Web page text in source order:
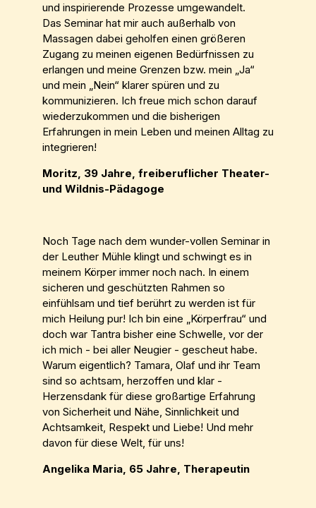
und inspirierende Prozesse umgewandelt.
Das Seminar hat mir auch außerhalb von
Massagen dabei geholfen einen größeren
Zugang zu meinen eigenen Bedürfnissen zu
erlangen und meine Grenzen bzw. mein „Ja“
und mein „Nein“ klarer spüren und zu
kommunizieren. Ich freue mich schon darauf
wiederzukommen und die bisherigen
Erfahrungen in mein Leben und meinen Alltag zu
integrieren!
Moritz, 39 Jahre, freiberuflicher Theater-
und Wildnis-Pädagoge
Noch Tage nach dem wunder-vollen Seminar in
der Leuther Mühle klingt und schwingt es in
meinem Körper immer noch nach. In einem
sicheren und geschützten Rahmen so
einfühlsam und tief berührt zu werden ist für
mich Heilung pur! Ich bin eine „Körperfrau“ und
doch war Tantra bisher eine Schwelle, vor der
ich mich - bei aller Neugier - gescheut habe.
Warum eigentlich? Tamara, Olaf und ihr Team
sind so achtsam, herzoffen und klar -
Herzensdank für diese großartige Erfahrung
von Sicherheit und Nähe, Sinnlichkeit und
Achtsamkeit, Respekt und Liebe! Und mehr
davon für diese Welt, für uns!
Angelika Maria, 65 Jahre, Therapeutin